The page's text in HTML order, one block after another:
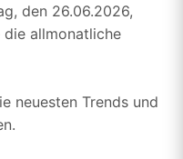
den 26.06.2026,
allmonatliche
neuesten Trends und